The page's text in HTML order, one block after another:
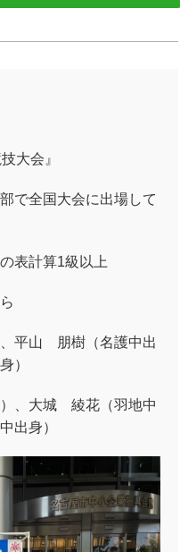
大会』
で全国大会に出場して
表計算1級以上
平山 朋樹（名護中出
）
、大城 綾花（羽地中
出身）